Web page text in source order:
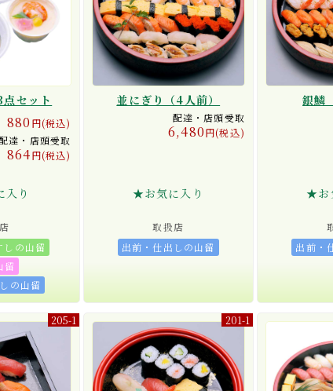
セット
880 円(税込)
達・店頭受取
864円(税込)
り
しの山留
留
の山留
並にぎり（4人前）
配達・店頭受取
6,480円(税込)
★お気に入り
取扱店
出前・仕出しの山留
銀鱗
★お
出前・
205-1 201-1